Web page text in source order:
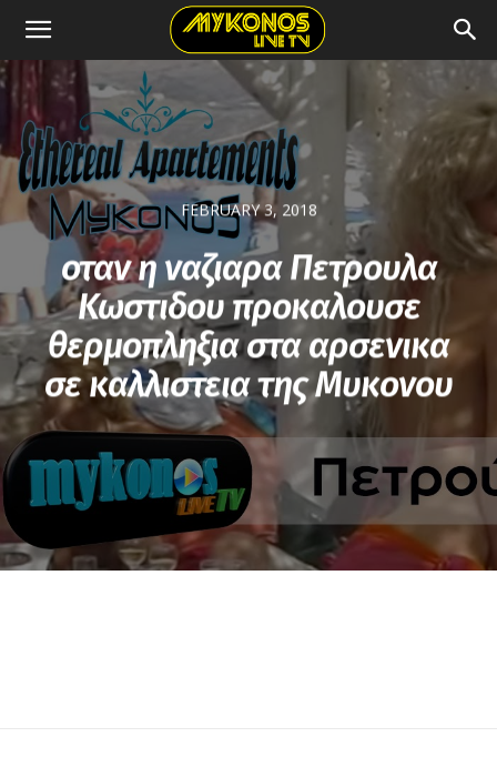
FEBRUARY 3, 2018
οταν η ναζιαρα Πετρουλα
Κωστιδου προκαλουσε
θερμοπληξια στα αρσενικα
σε καλλιστεια της Μυκονου